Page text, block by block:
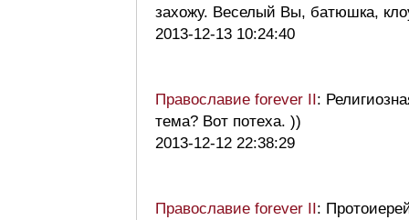
захожу. Веселый Вы, батюшка,
2013-12-13 10:24:40
Православие forever II:
тема? Вот потеха. ))
2013-12-12 22:38:29
Православие forever II: